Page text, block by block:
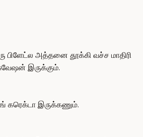
பிளேட்ல அத்தனை தூக்கி வச்ச மாதிரி
இருக்கும்.
கரெக்டா இருக்கணும்.